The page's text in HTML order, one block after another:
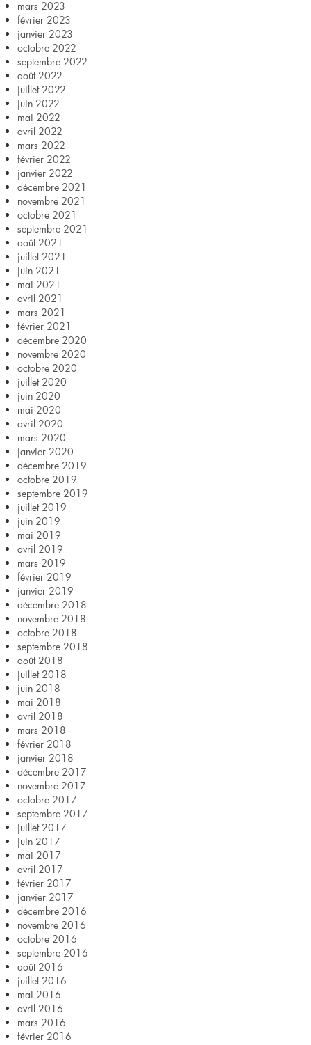
mars 2023
février 2023
janvier 2023
octobre 2022
septembre 2022
août 2022
juillet 2022
juin 2022
mai 2022
avril 2022
mars 2022
février 2022
janvier 2022
décembre 2021
novembre 2021
octobre 2021
septembre 2021
août 2021
juillet 2021
juin 2021
mai 2021
avril 2021
mars 2021
février 2021
décembre 2020
novembre 2020
octobre 2020
juillet 2020
juin 2020
mai 2020
avril 2020
mars 2020
janvier 2020
décembre 2019
octobre 2019
septembre 2019
juillet 2019
juin 2019
mai 2019
avril 2019
mars 2019
février 2019
janvier 2019
décembre 2018
novembre 2018
octobre 2018
septembre 2018
août 2018
juillet 2018
juin 2018
mai 2018
avril 2018
mars 2018
février 2018
janvier 2018
décembre 2017
novembre 2017
octobre 2017
septembre 2017
juillet 2017
juin 2017
mai 2017
avril 2017
février 2017
janvier 2017
décembre 2016
novembre 2016
octobre 2016
septembre 2016
août 2016
juillet 2016
mai 2016
avril 2016
mars 2016
février 2016